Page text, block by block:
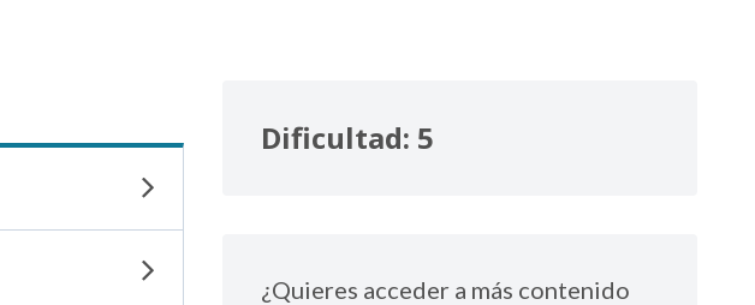
Dificultad: 5
¿Quieres acceder a más contenido